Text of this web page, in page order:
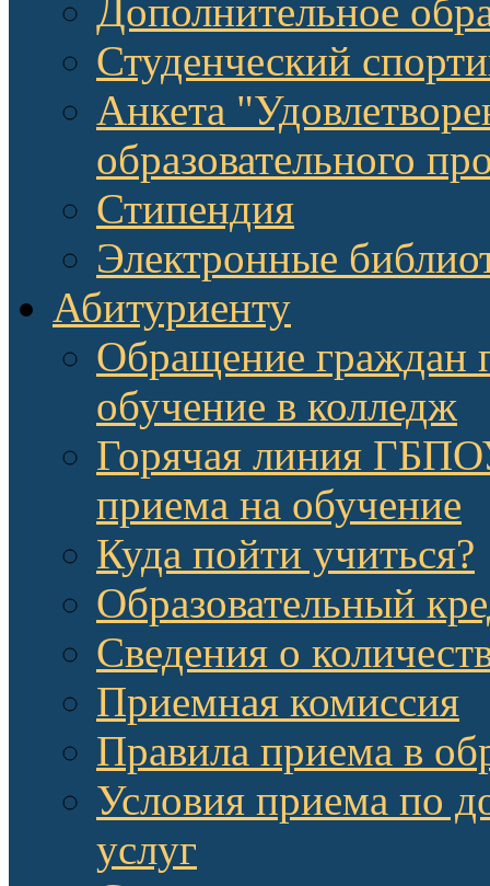
Дополнительное
Студенческий
Анкета
образовательного
Стипендия
Электронные
Абитуриенту
Обращение граждан
обучение в колледж
Горячая линия
приема на обучение
Куда пойти учиться?
Образовательный
Сведения о
Приемная комиссия
Правила приема в
Условия приема по
услуг